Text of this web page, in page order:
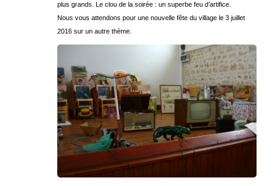
plus grands. Le clou de la soirée : un superbe feu d’artifice.
Nous vous attendons pour une nouvelle fête du village le 3 juillet
2016 sur un autre thème.